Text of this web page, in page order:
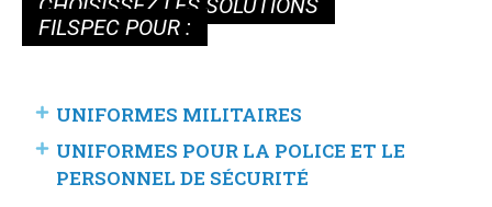
FILSPEC POUR :
UNIFORMES MILITAIRES
UNIFORMES POUR LA POLICE ET LE
PERSONNEL DE SÉCURITÉ